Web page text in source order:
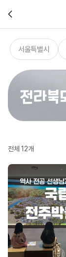
서울특별시
전체12개